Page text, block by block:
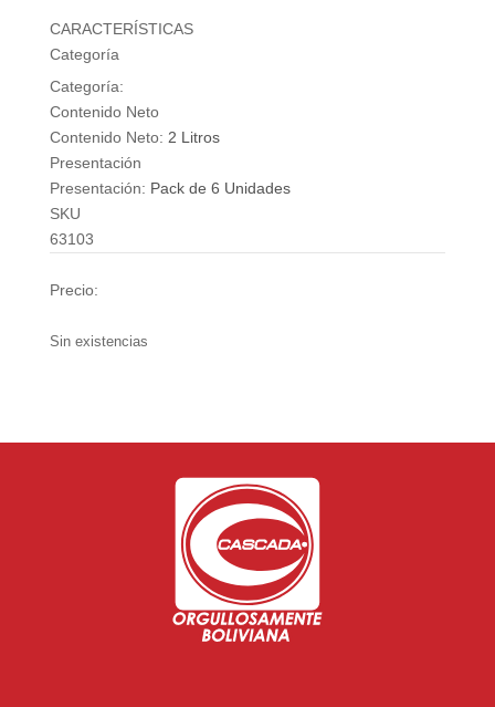
CARACTERÍSTICAS
Categoría
Categoría:
Contenido Neto
Contenido Neto: 2 Litros
Presentación
Presentación: Pack de 6 Unidades
SKU
63103
Precio:
Sin existencias